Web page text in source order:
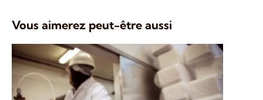
Vous aimerez peut-être aussi